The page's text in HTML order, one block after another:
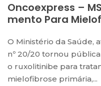
Oncoexpress –
Mento Para
O Ministério da Saúde,
nº 20/20 tornou
o ruxolitinibe para
mielofibrose primária,...